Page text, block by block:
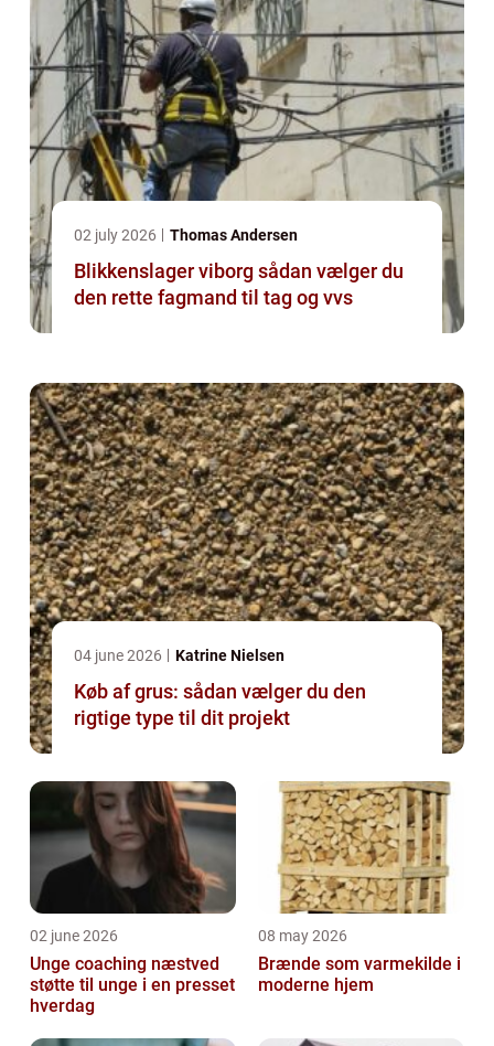
02 july 2026 Thomas Andersen
Blikkenslager viborg sådan vælger du
den rette fagmand til tag og vvs
04 june 2026 Katrine Nielsen
Køb af grus: sådan vælger du den
rigtige type til dit projekt
02 june 2026
Unge coaching næstved
støtte til unge i en presset
hverdag
08 may 2026
Brænde som varmekilde i
moderne hjem